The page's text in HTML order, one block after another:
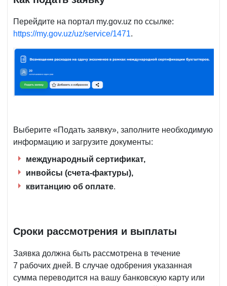
Перейдите на портал my.gov.uz по ссылке:
https://my.gov.uz/uz/service/1471.
Выберите «Подать заявку», заполните необходимую
информацию и загрузите документы:
международный сертификат,
инвойсы (счета-фактуры),
квитанцию об оплате.
Сроки рассмотрения и выплаты
Заявка должна быть рассмотрена в течение
7 рабочих дней. В случае одобрения указанная
сумма переводится на вашу банковскую карту или